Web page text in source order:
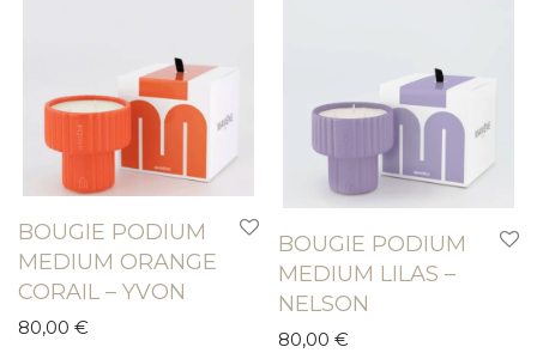
BOUGIE PODIUM
MEDIUM ORANGE
CORAIL – YVON
80,00 €
BOUGIE PODIUM
MEDIUM LILAS –
NELSON
80,00 €